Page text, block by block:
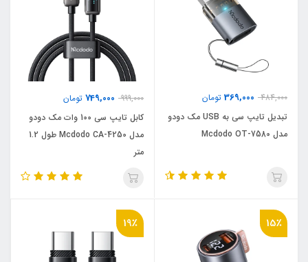
484,000
369,000 تومان
تبدیل تایپ سی به USB مک دودو
مدل Mcdodo OT-7580
999,000
749,000 تومان
کابل تایپ سی 100 وات مک دودو
مدل Mcdodo CA-4250 طول 1.2
متر
15٪ 19٪